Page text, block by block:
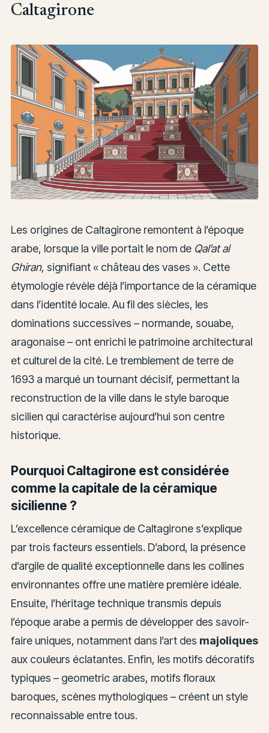
Caltagirone
Les origines de Caltagirone remontent à l’époque
arabe, lorsque la ville portait le nom de Qal’at al
Ghiran, signifiant « château des vases ». Cette
étymologie révèle déjà l’importance de la céramique
dans l’identité locale. Au fil des siècles, les
dominations successives – normande, souabe,
aragonaise – ont enrichi le patrimoine architectural
et culturel de la cité. Le tremblement de terre de
1693 a marqué un tournant décisif, permettant la
reconstruction de la ville dans le style baroque
sicilien qui caractérise aujourd’hui son centre
historique.
Pourquoi Caltagirone est considérée
comme la capitale de la céramique
sicilienne ?
L’excellence céramique de Caltagirone s’explique
par trois facteurs essentiels. D’abord, la présence
d’argile de qualité exceptionnelle dans les collines
environnantes offre une matière première idéale.
Ensuite, l’héritage technique transmis depuis
l’époque arabe a permis de développer des savoir-
faire uniques, notamment dans l’art des majoliques
aux couleurs éclatantes. Enfin, les motifs décoratifs
typiques – geometric arabes, motifs floraux
baroques, scènes mythologiques – créent un style
reconnaissable entre tous.